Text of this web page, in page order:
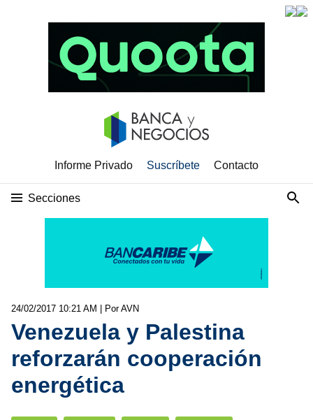
Informe Privado Suscríbete Contacto
Secciones
24/02/2017 10:21 AM | Por AVN
Venezuela y Palestina
reforzarán cooperación
energética